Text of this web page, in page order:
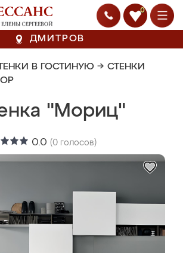
0
ДМИТРОВ
В ГОСТИНУЮ → СТЕНКИ
"Мориц"
0.0 (0 голосов)